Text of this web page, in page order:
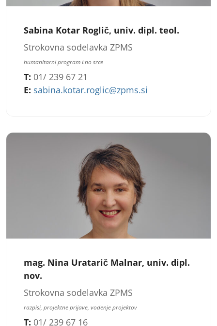
Sabina Kotar Roglič, univ. dipl. teol.
Strokovna sodelavka ZPMS
humanitarni program Eno srce
T: 01/ 239 67 21
E: sabina.kotar.roglic@zpms.si
mag. Nina Uratarič Malnar, univ. dipl.
nov.
Strokovna sodelavka ZPMS
razpisi, projektne prijave, vodenje projektov
T: 01/ 239 67 16